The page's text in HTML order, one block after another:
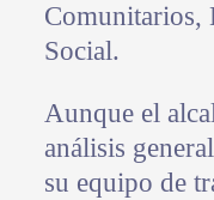
Comunitarios,
Social.
Aunque el
análisis
su equipo de